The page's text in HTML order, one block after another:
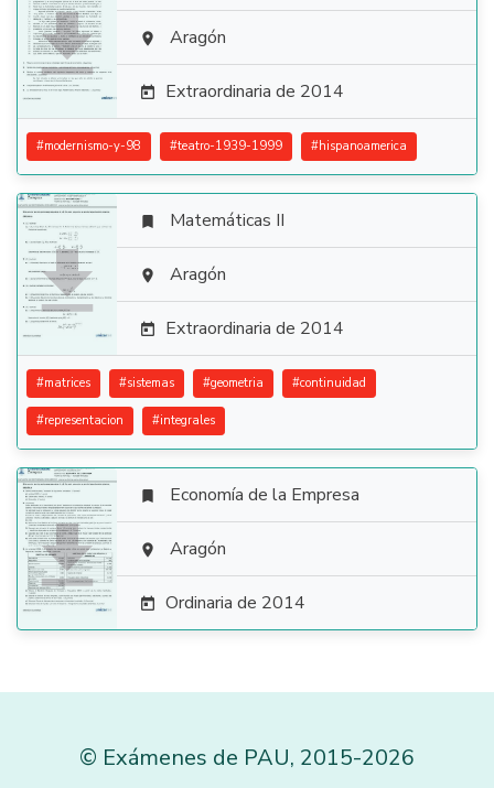
  Aragón
 Extraordinaria de 2014
#modernismo-y-98 #teatro-1939-1999 #hispanoamerica

 Matemáticas II
 Aragón
 Extraordinaria de 2014
#matrices #sistemas #geometria #continuidad
#representacion #integrales

 Economía de la Empresa
 Aragón
 Ordinaria de 2014
© Exámenes de PAU, 2015-2026